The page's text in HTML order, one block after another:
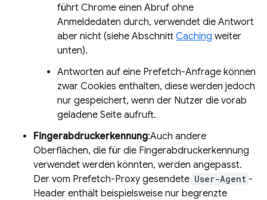
führt Chrome einen Abruf ohne
Anmeldedaten durch, verwendet die Antwort
aber nicht (siehe Abschnitt Caching weiter
unten).
Antworten auf eine Prefetch-Anfrage können
zwar Cookies enthalten, diese werden jedoch
nur gespeichert, wenn der Nutzer die vorab
geladene Seite aufruft.
Fingerabdruckerkennung:Auch andere
Oberflächen, die für die Fingerabdruckerkennung
verwendet werden könnten, werden angepasst.
Der vom Prefetch-Proxy gesendete User-Agent -
Header enthält beispielsweise nur begrenzte